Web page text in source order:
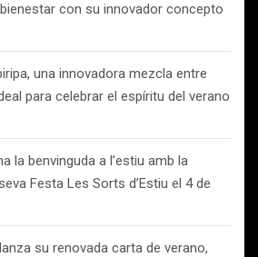
con su innovador concepto
una innovadora mezcla entre
para celebrar el espíritu del verano
la benvinguda a l’estiu amb la
Festa Les Sorts d’Estiu el 4 de
su renovada carta de verano,